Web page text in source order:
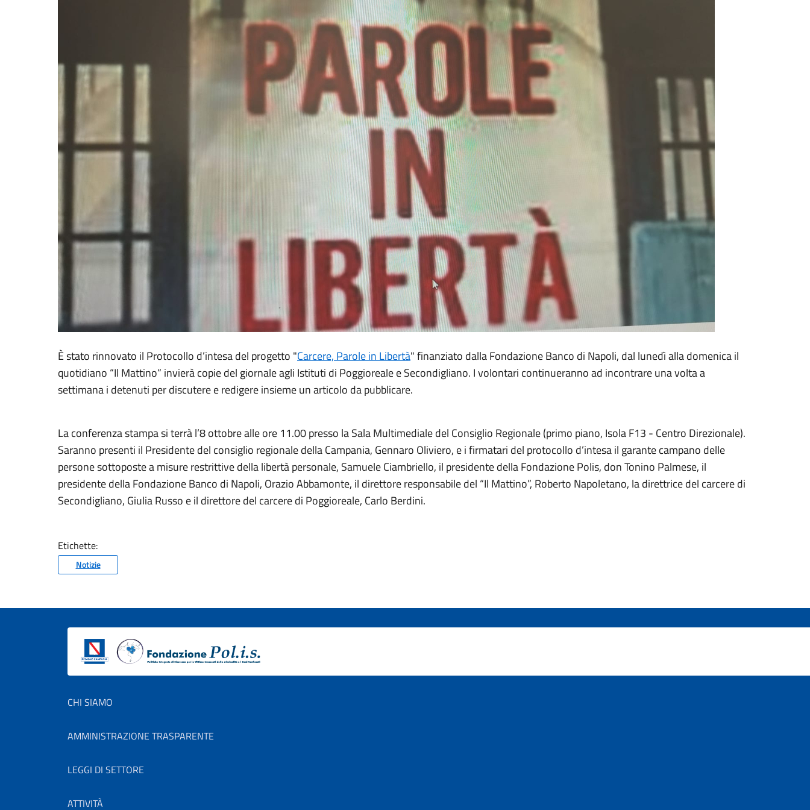
È stato rinnovato il Protocollo d’intesa del progetto "Carcere, Parole in Libertà" finanziato dalla Fondazione Banco di Napoli, dal lunedì alla domenica il
quotidiano “Il Mattino“ invierà copie del giornale agli Istituti di Poggioreale e Secondigliano. I volontari continueranno ad incontrare una volta a
settimana i detenuti per discutere e redigere insieme un articolo da pubblicare.
La conferenza stampa si terrà l’8 ottobre alle ore 11.00 presso la Sala Multimediale del Consiglio Regionale (primo piano, Isola F13 - Centro Direzionale).
Saranno presenti il Presidente del consiglio regionale della Campania, Gennaro Oliviero, e i firmatari del protocollo d’intesa il garante campano delle
persone sottoposte a misure restrittive della libertà personale, Samuele Ciambriello, il presidente della Fondazione Polis, don Tonino Palmese, il
presidente della Fondazione Banco di Napoli, Orazio Abbamonte, il direttore responsabile del “Il Mattino”, Roberto Napoletano, la direttrice del carcere di
Secondigliano, Giulia Russo e il direttore del carcere di Poggioreale, Carlo Berdini.
Etichette:
Notizie
Footer menu
CHI SIAMO
AMMINISTRAZIONE TRASPARENTE
LEGGI DI SETTORE
ATTIVITÀ